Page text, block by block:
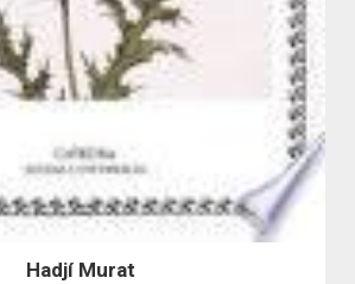
Hadjí Murat